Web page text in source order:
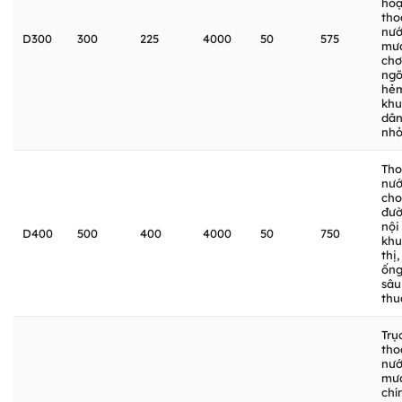
D300 300 225 4000 50 575
chơ
ngõ
khu
nhỏ
D400 500 400 4000 50 750
cho
nội
thị,
ống